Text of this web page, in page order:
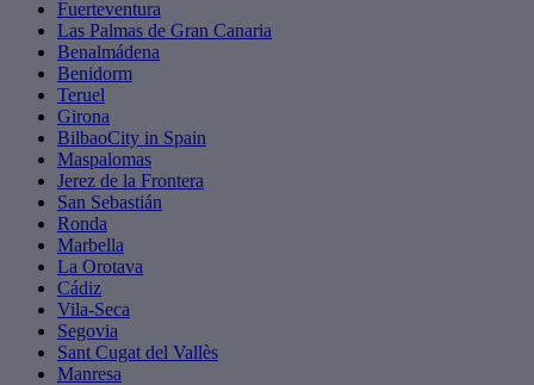
Fuerteventura
Las Palmas de Gran Canaria
Benalmádena
Benidorm
Teruel
Girona
BilbaoCity in Spain
Maspalomas
Jerez de la Frontera
San Sebastián
Ronda
Marbella
La Orotava
Cádiz
Vila-Seca
Segovia
Sant Cugat del Vallès
Manresa